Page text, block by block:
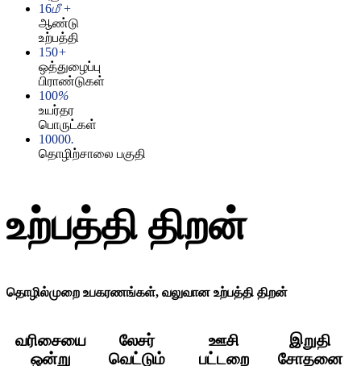
16மீ +
ஆண்டு
உற்பத்தி
150+
ஒத்துழைப்பு
பிராண்டுகள்
100%
உயர்தர
பொருட்கள்
10000.
தொழிற்சாலை பகுதி
உற்பத்தி திறன்
தொழில்முறை உபகரணங்கள், வலுவான உற்பத்தி திறன்
வரிசையை
ஒன்று
லேசர்
வெட்டும்
ஊசி
பட்டறை
இறுதி
சோதனை